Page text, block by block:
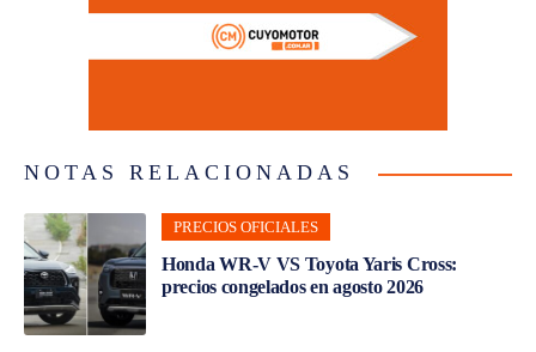
NOTAS RELACIONADAS
PRECIOS OFICIALES
Honda WR-V VS Toyota Yaris Cross:
precios congelados en agosto 2026